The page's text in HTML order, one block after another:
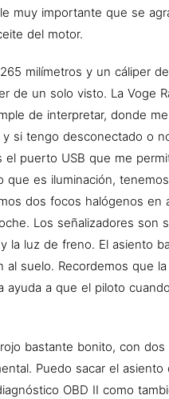
muy importante que se
del motor.
milímetros y un cáliper
de un solo visto. La Voge
de interpretar, donde
si tengo desconectado o
el puerto USB que me
que es iluminación,
dos focos halógenos en
Los señalizadores son
la luz de freno. El asiento
al suelo. Recordemos que
ayuda a que el piloto
bastante bonito, con
Puedo sacar el
OBD II como